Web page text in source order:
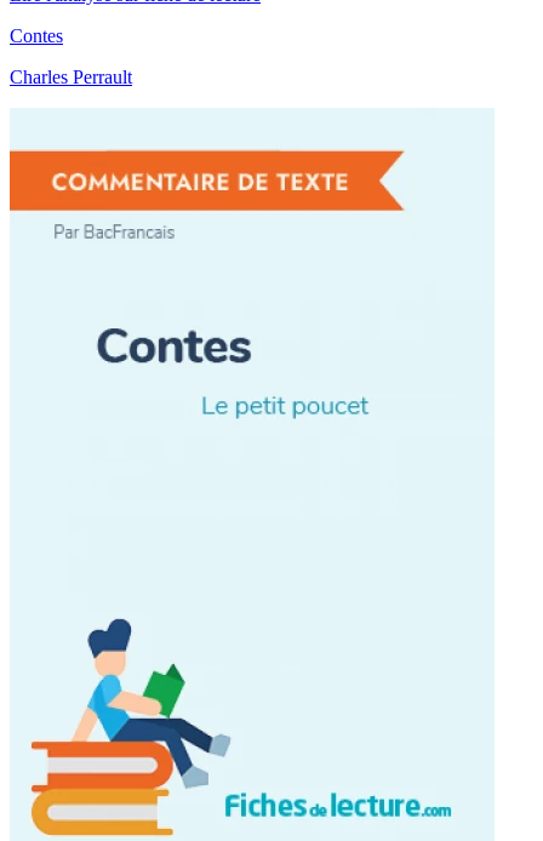
Contes
Charles Perrault